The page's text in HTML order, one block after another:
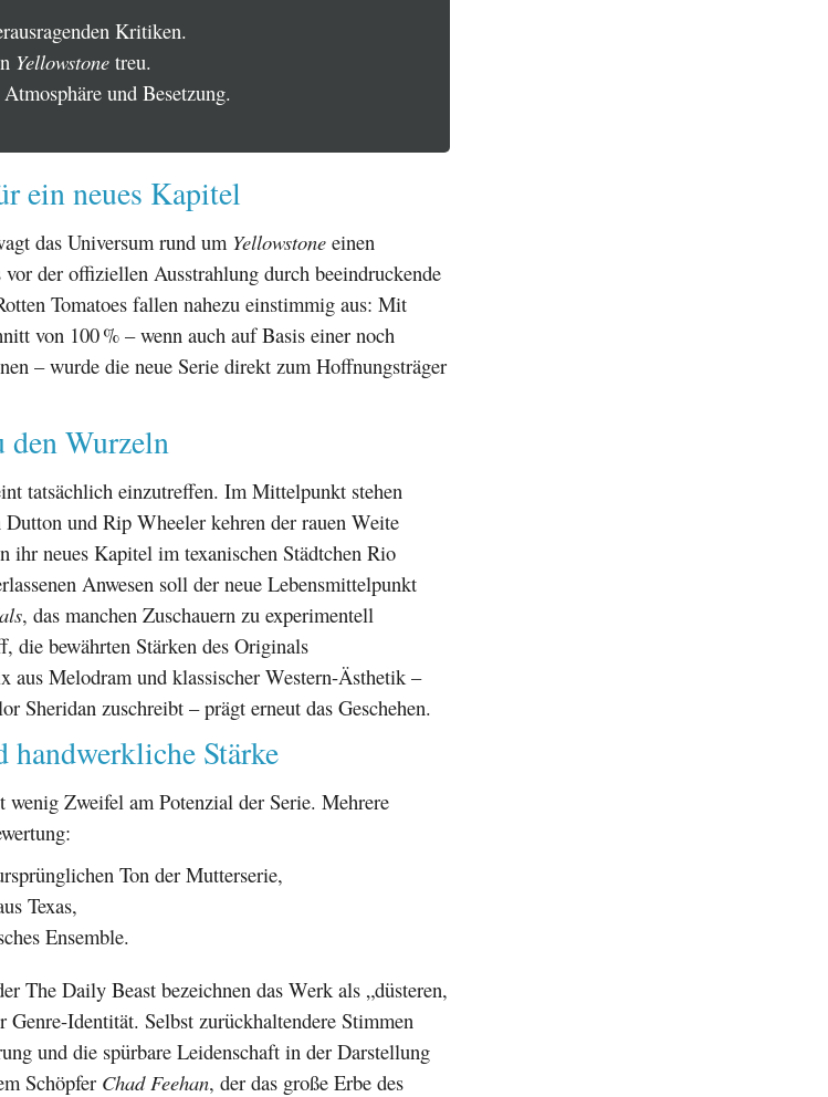
Kritiken.
Yellowstonetreu.
und Besetzung.
ein neues Kapitel
das Universum rund um Yellowstone einen
der offiziellen Ausstrahlung durch beeindruckende
Tomatoes fallen nahezu einstimmig aus: Mit
von 100 % – wenn auch auf Basis einer noch
– wurde die neue Serie direkt zum Hoffnungsträger
Wurzeln
tatsächlich einzutreffen. Im Mittelpunkt stehen
und Rip Wheeler kehren der rauen Weite
ihr neues Kapitel im texanischen Städtchen Rio
Anwesen soll der neue Lebensmittelpunkt
, das manchen Zuschauern zu experimentell
die bewährten Stärken des Originals
aus Melodram und klassischer Western-Ästhetik –
Sheridan zuschreibt – prägt erneut das Geschehen.
Stärke
wenig Zweifel am Potenzial der Serie. Mehrere
Ton der Mutterserie,
Texas,
Ensemble.
The Daily Beast bezeichnen das Werk als „düsteren,
Genre-Identität. Selbst zurückhaltendere Stimmen
und die spürbare Leidenschaft in der Darstellung
Schöpfer Chad Feehan, der das große Erbe des